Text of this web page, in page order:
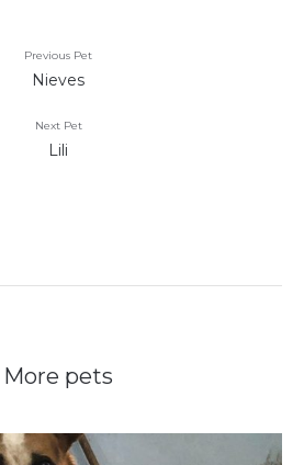
Nieves
Previous Pet
Lili
Next Pet
More pets